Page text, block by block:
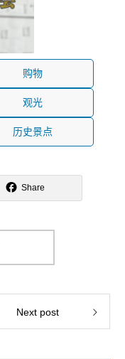
购物
观光
历史景点
Share
Next post